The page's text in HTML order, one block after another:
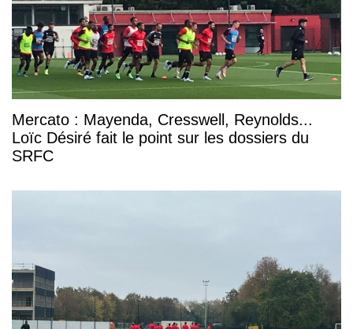
Mercato : Mayenda, Cresswell, Reynolds...
Loïc Désiré fait le point sur les dossiers du
SRFC